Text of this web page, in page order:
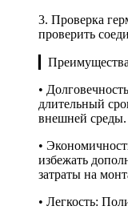
3. Проверка
проверить
•
длительный
внешней среды.
•
избежать
затраты на
• Легкость: